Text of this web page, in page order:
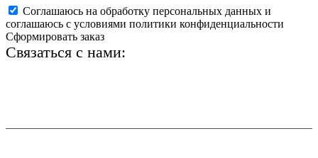
Соглашаюсь на обработку персональных данных и
соглашаюсь с условиями политики конфиденциальности
Сформировать заказ
Связаться с нами: